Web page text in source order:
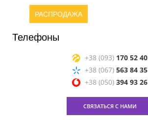
РАСПРОДАЖА
Телефоны
+38 (093) 170 52 40
+38 (067) 563 84 35
+38 (050) 394 93 26
СВЯЗАТЬСЯ С НАМИ